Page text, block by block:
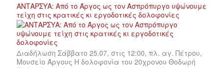
ΑΝΤΑΡΣΥΑ: Από το Άργος ως τον Ασπρόπυργο υψώνουμε
τείχη στις κρατικές κι εργοδοτικές δολοφονίες
Διαδήλωση Σάββατο 25.07, στις 12:00, πλ. αγ. Πέτρου,
Μουσείο Άργους Η δολοφονία του 20χρονου Θοδωρή